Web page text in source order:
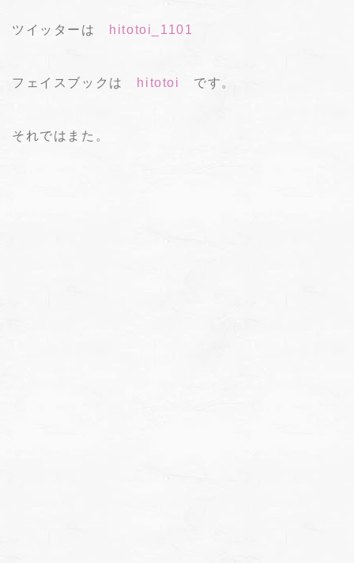
ツイッターは hitotoi_1101
フェイスブックは hitotoi です。
それではまた。